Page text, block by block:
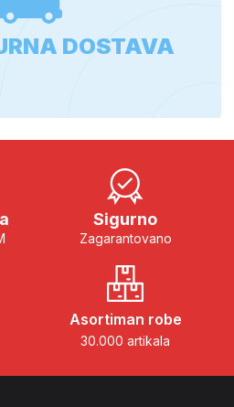
DOSTAVA
Sigurno
Zagarantovano
Asortiman robe
30.000 artikala